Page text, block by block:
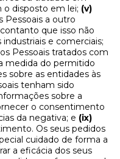
disposto em lei; (v)
Pessoais a outro
que isso não
e comerciais;
Pessoais tratados com
medida do permitido
sobre as entidades às
tenham sido
sobre a
o consentimento
da negativa; e (ix)
Os seus pedidos
cuidado de forma a
a eficácia dos seus